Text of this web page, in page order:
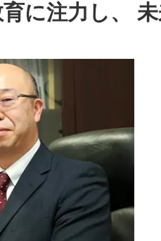
に注力し、